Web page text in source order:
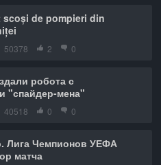
scoși de pompieri din
50378 2 0
робота с
"спайдер-мена"
40518 0 0
Лига Чемпионов УЕФА
матча